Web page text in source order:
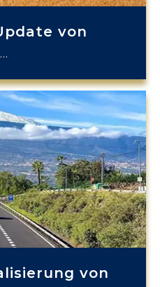
von
…
von